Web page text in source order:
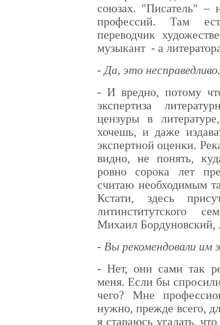
союзах. "Писатель" –
профессий. Там
переводчик
музыкант - а
- Да, это
- И вредно, потому
экспертиза
цензуры в
хочешь, и даже
экспертной оценки.
видно, не понять,
ровно сорока лет
считаю необходимым
Кстати, здесь
литинститутского
Михаил
- Вы рекомендовали им
- Нет, они сами так
меня. Если бы
чего? Мне
нужно, прежде всего,
я стараюсь угадать,